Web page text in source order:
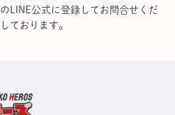
LINE公式に登録してお問合せくだ
ております。